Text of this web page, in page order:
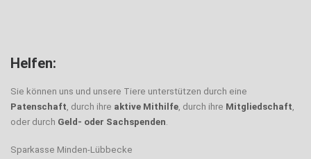
Helfen:
Sie können uns und unsere Tiere unterstützen durch eine
Patenschaft, durch ihre aktive Mithilfe, durch ihre Mitgliedschaft,
oder durch Geld- oder Sachspenden.
Sparkasse Minden-Lübbecke